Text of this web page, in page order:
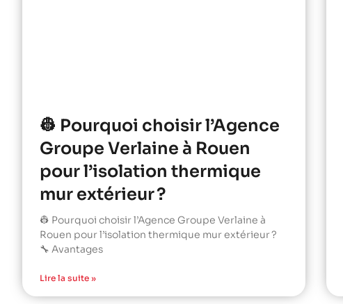
👷 Pourquoi choisir l’Agence
Groupe Verlaine à Rouen
pour l’isolation thermique
mur extérieur ?
👷 Pourquoi choisir l’Agence Groupe Verlaine à
Rouen pour l’isolation thermique mur extérieur ?
🔧 Avantages
Lire la suite »